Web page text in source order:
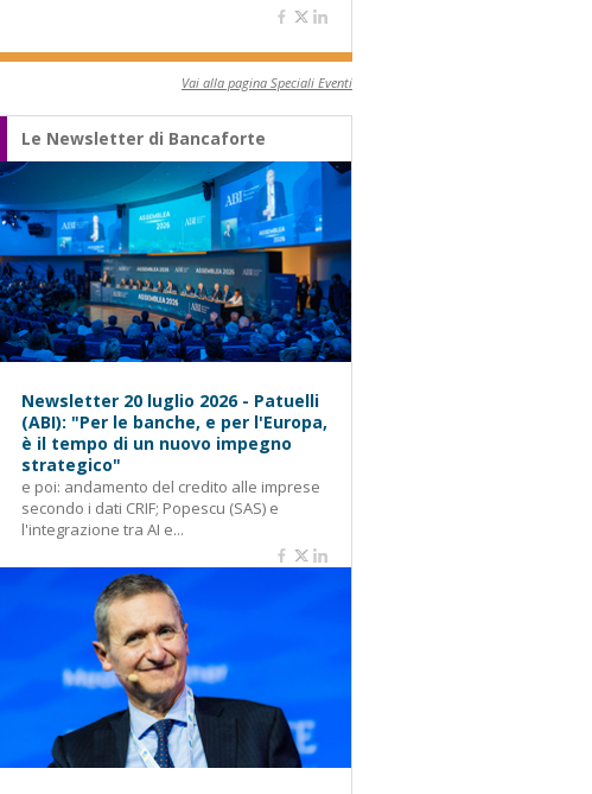
Vai alla pagina Speciali Eventi
Le Newsletter di Bancaforte
Newsletter 20 luglio 2026 - Patuelli
(ABI): "Per le banche, e per l'Europa,
è il tempo di un nuovo impegno
strategico"
e poi: andamento del credito alle imprese
secondo i dati CRIF; Popescu (SAS) e
l'integrazione tra AI e...